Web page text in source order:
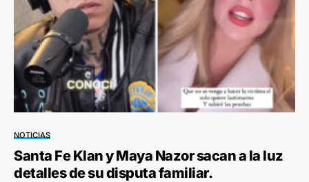
NOTICIAS
Santa Fe Klan y Maya Nazor sacan a la luz
detalles de su disputa familiar.